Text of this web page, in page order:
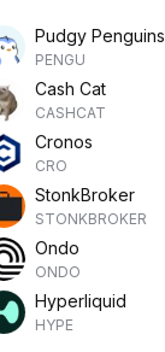
Pudgy Penguins
PENGU
Cash Cat
CASHCAT
Cronos
CRO
StonkBroker
STONKBROKER
Ondo
ONDO
Hyperliquid
HYPE